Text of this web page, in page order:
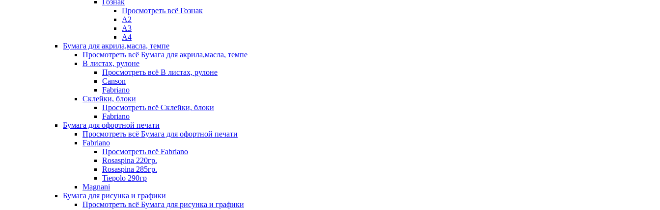
Гознак
Просмотреть всё Гознак
А2
А3
А4
Бумага для акрила,масла, темпе
Просмотреть всё Бумага для акрила,масла, темпе
В листах, рулоне
Просмотреть всё В листах, рулоне
Canson
Fabriano
Склейки, блоки
Просмотреть всё Склейки, блоки
Fabriano
Бумага для офортной печати
Просмотреть всё Бумага для офортной печати
Fabriano
Просмотреть всё Fabriano
Rosaspina 220гр.
Rosaspina 285гр.
Tiepolo 290гр
Magnani
Бумага для рисунка и графики
Просмотреть всё Бумага для рисунка и графики